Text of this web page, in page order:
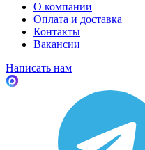
О компании
Оплата и доставка
Контакты
Вакансии
Написать нам